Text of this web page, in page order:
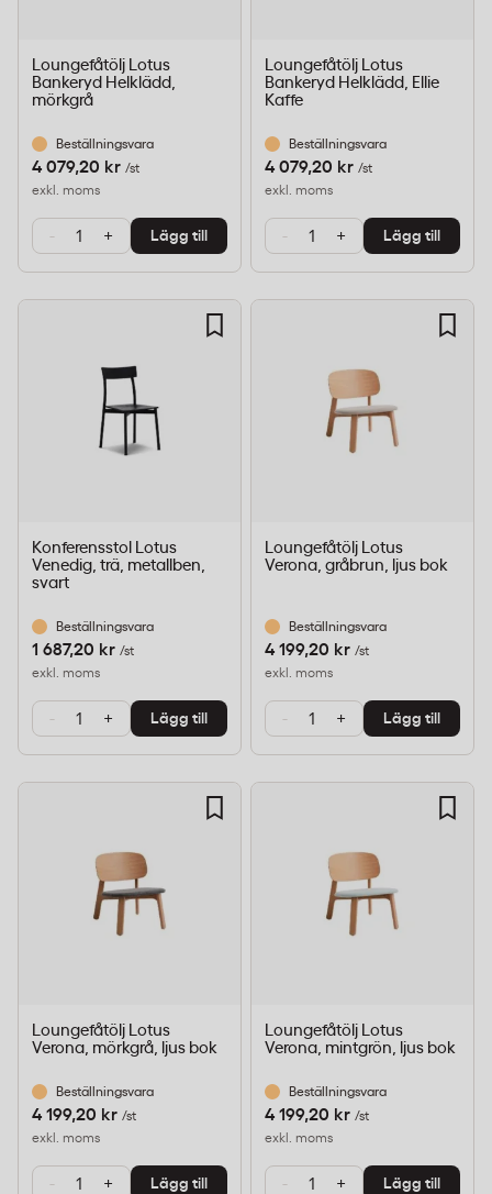
Loungefåtölj Lotus
Bankeryd Helklädd,
mörkgrå
Beställningsvara
4 079,20 kr /st
exkl. moms
- + Lägg till
Loungefåtölj Lotus
Bankeryd Helklädd, Ellie
Kaffe
Beställningsvara
4 079,20 kr /st
exkl. moms
- + Lägg till
Konferensstol Lotus
Venedig, trä, metallben,
svart
Beställningsvara
1 687,20 kr /st
exkl. moms
- + Lägg till
Loungefåtölj Lotus
Verona, gråbrun, ljus bok
Beställningsvara
4 199,20 kr /st
exkl. moms
- + Lägg till
Loungefåtölj Lotus
Verona, mörkgrå, ljus bok
Beställningsvara
4 199,20 kr /st
exkl. moms
- + Lägg till
Loungefåtölj Lotus
Verona, mintgrön, ljus bok
Beställningsvara
4 199,20 kr /st
exkl. moms
- + Lägg till